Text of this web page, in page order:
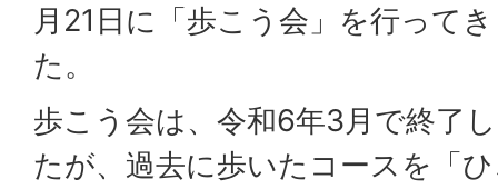
月21日に「歩こう会」を行って
た。
歩こう会は、令和6年3月で終了
たが、過去に歩いたコースを「